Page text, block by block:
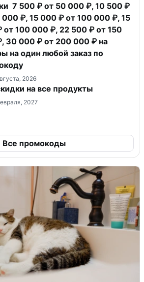
7 500 ₽ от 50 000 ₽, 10 500 ₽
000 ₽, 15 000 ₽ от 100 000 ₽, 15
от 100 000 ₽, 22 500 ₽ от 150
30 000 ₽ от 200 000 ₽ на
на один любой заказ по
2026
на все продукты
2027
Все промокоды